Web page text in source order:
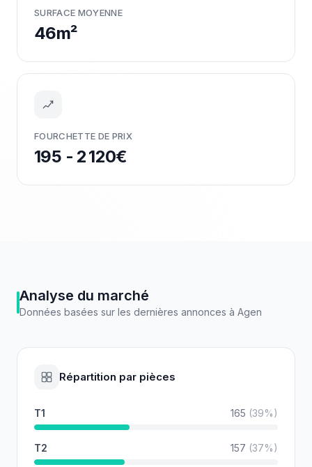
SURFACE MOYENNE
46m²
FOURCHETTE DE PRIX
195 - 2 120€
Analyse du marché
Données basées sur les dernières annonces à Agen
Répartition par pièces
T1 165 (39%)
T2 157 (37%)